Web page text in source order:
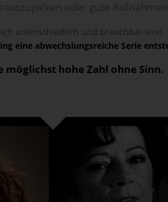
unterschiedlich und brauchbar
eine abwechslungsreiche Serie
möglichst hohe Zahl ohne Sinn.